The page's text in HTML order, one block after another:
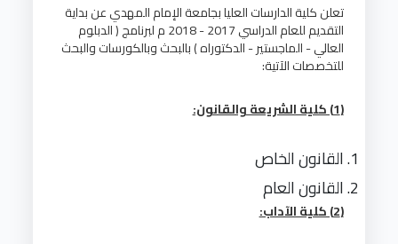
تعلن كلية الدارسات العليا بجامعة الإمام المهدي عن بداية
التقديم للعام الدراسي 2017 - 2018 م لبرنامج ( الدبلوم
العالي - الماجستير - الدكتوراه ) بالبحث وبالكورسات والبحث
للتخصصات الآتية:
(1) كلية الشريعة والقانون:
القانون الخاص
القانون العام
(2) كلية الآداب: